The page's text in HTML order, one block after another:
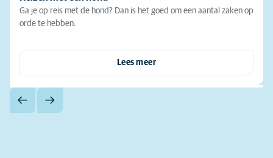
Ga je op reis met de hond? Dan is het goed om een aantal zaken op
orde te hebben.
Lees meer